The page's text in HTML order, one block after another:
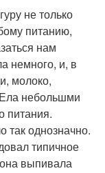
не только
питанию,
нам
немного, и, в
молоко,
небольшми
питания.
так однозначно.
типичное
выпивала